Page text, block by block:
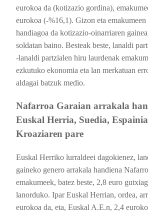
eurokoa da (kotizazio gordina),
eurokoa (-%16,1). Gizon eta emakumeen
handiagoa da kotizazio-oinarriaren
soldatan baino. Besteak beste, lanaldi
-lanaldi partzialen hiru laurdenak
ezkutuko ekonomia eta lan merkatuan
aldagai batzuk medio.
Nafarroa Garaian arrakala
Euskal Herria, Suedia,
Kroaziaren pare
Euskal Herriko lurraldeei dagokienez,
gaineko genero arrakala handiena
emakumeek, batez beste, 2,8 euro
lanorduko. Ipar Euskal Herrian, ordea,
eurokoa da, eta, Euskal A.E.n, 2,4